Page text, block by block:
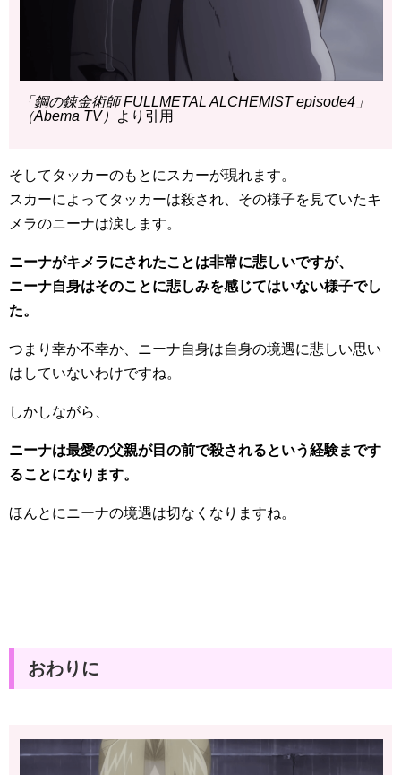
「鋼の錬金術師 FULLMETAL ALCHEMIST episode4」
（Abema TV）
より引用
そしてタッカーのもとにスカーが現れます。
スカーによってタッカーは殺され、その様子を見ていたキ
メラのニーナは涙します。
ニーナがキメラにされたことは非常に悲しいですが、
ニーナ自身はそのことに悲しみを感じてはいない様子でし
た。
つまり幸か不幸か、ニーナ自身は自身の境遇に悲しい思い
はしていないわけですね。
しかしながら、
ニーナは最愛の父親が目の前で殺されるという経験まです
ることになります。
ほんとにニーナの境遇は切なくなりますね。
おわりに